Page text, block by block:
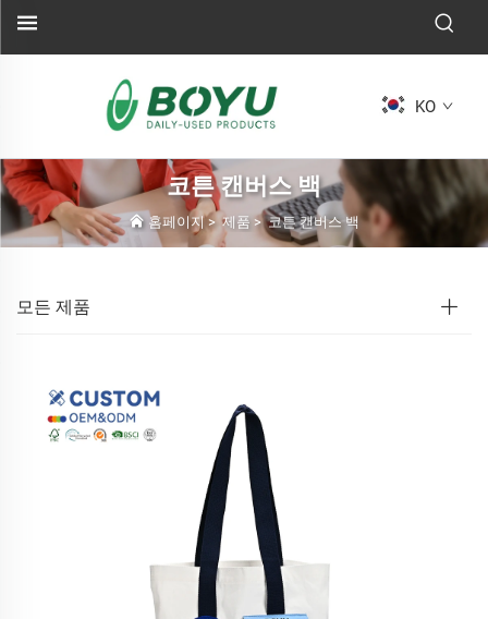
KO
코튼 캔버스 백
홈페이지> 제품 >코튼 캔버스 백
모든 제품